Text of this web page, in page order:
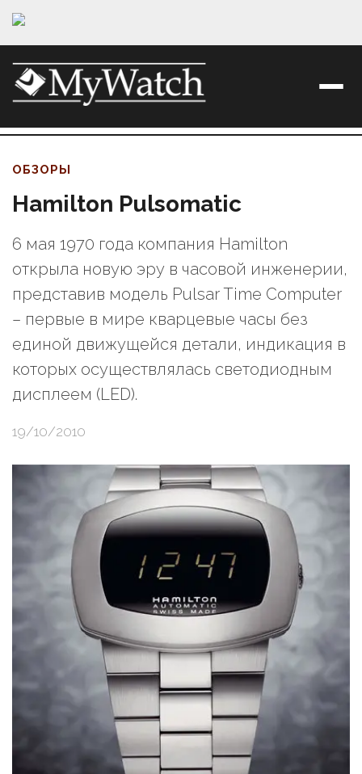
ОБЗОРЫ
Hamilton Pulsomatic
6 мая 1970 года компания Hamilton
открыла новую эру в часовой инженерии,
представив модель Pulsar Time Computer
– первые в мире кварцевые часы без
единой движущейся детали, индикация в
которых осуществлялась светодиодным
дисплеем (LED).
19/10/2010